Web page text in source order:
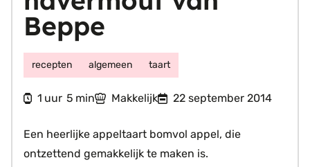
Beppe
recepten algemeen taart
1uur
uur 5minuten
min Makkelijk 22 september 2014
Een heerlijke appeltaart bomvol appel, die
ontzettend gemakkelijk te maken is.